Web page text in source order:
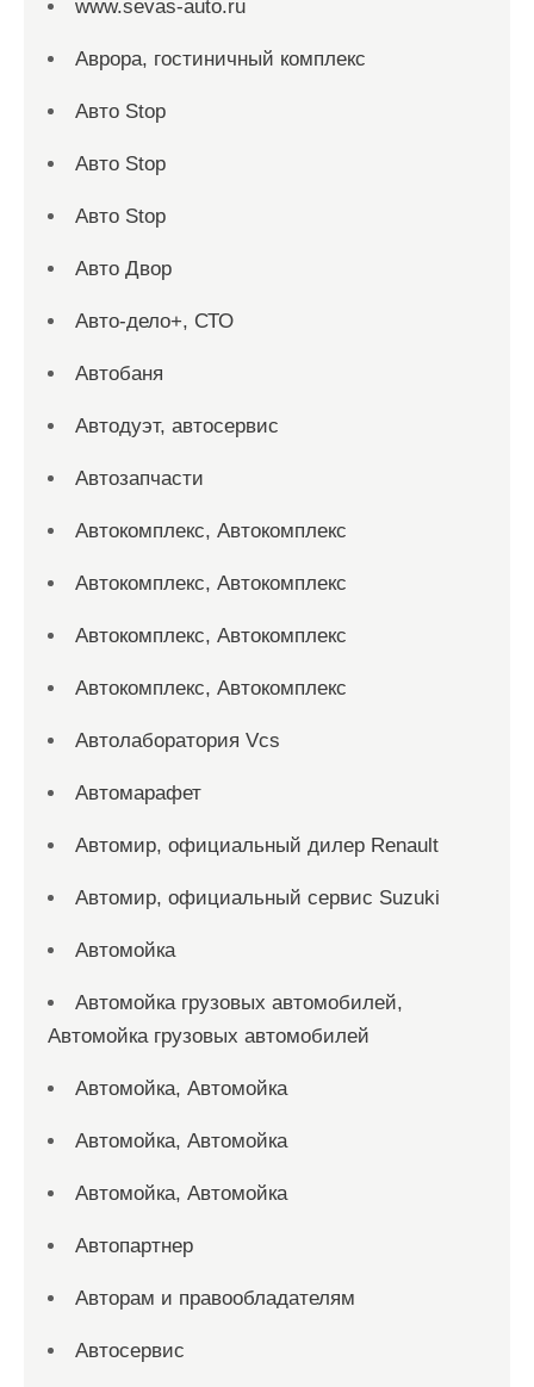
www.sevas-auto.ru
Аврора, гостиничный комплекс
Авто Stop
Авто Stop
Авто Stop
Авто Двор
Авто-дело+, СТО
Автобаня
Автодуэт, автосервис
Автозапчасти
Автокомплекс, Автокомплекс
Автокомплекс, Автокомплекс
Автокомплекс, Автокомплекс
Автокомплекс, Автокомплекс
Автолаборатория Vcs
Автомарафет
Автомир, официальный дилер Renault
Автомир, официальный сервис Suzuki
Автомойка
Автомойка грузовых автомобилей,
Автомойка грузовых автомобилей
Автомойка, Автомойка
Автомойка, Автомойка
Автомойка, Автомойка
Автопартнер
Авторам и правообладателям
Автосервис